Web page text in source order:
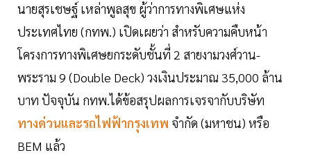
นายสุรเชษฐ์ เหล่าพูลสุข ผู้ว่าการทางพิเศษแห่ง
ประเทศไทย (กทพ.) เปิดเผยว่า สำหรับความคืบหน้า
โครงการทางพิเศษยกระดับชั้นที่ 2 สายงามวงศ์วาน-
พระราม 9 (Double Deck) วงเงินประมาณ 35,000 ล้าน
บาท ปัจจุบัน กทพ.ได้ข้อสรุปผลการเจรจากับบริษัท
ทางด่วนและรถไฟฟ้ากรุงเทพ จำกัด (มหาชน) หรือ
BEM แล้ว